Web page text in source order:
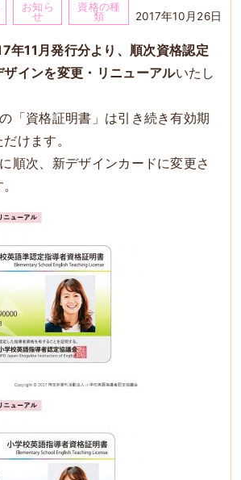
お知ら
せ
資格の種
類
2017年10月26日
年11月発行分より、順次資格認定
インを変更・リニューアルいたし
資格証明書」は引き続き有効期
けます。
次、新デザインカードに変更さ